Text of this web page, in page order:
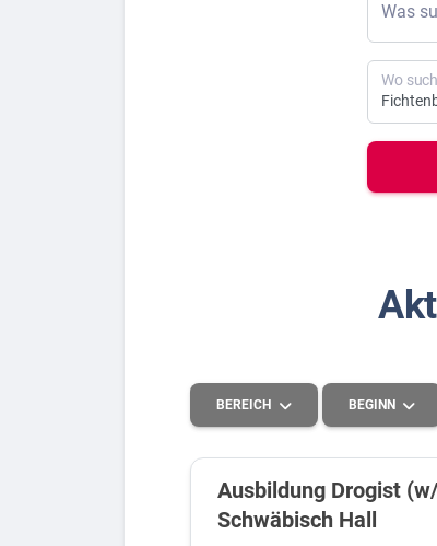
Gut bezahlte Berufe
Kaufmännische
Berufe nach Themen
Schülerpraktikum
Was
Wo
BEREICH
Handel
BEGINN
2026
Ausbildung Drogist
Schwäbisch Hall